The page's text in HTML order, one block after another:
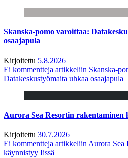
Skanska-pomo varoittaa:
osaajapula
Kirjoitettu 5.8.2026
Ei kommentteja artikkeliin Skanska-
Datakeskustyömaita uhkaa osaajapula
Aurora Sea Resortin rakentaminen
Kirjoitettu 30.7.2026
Ei kommentteja artikkeliin Aurora Sea
käynnistyy Iissä